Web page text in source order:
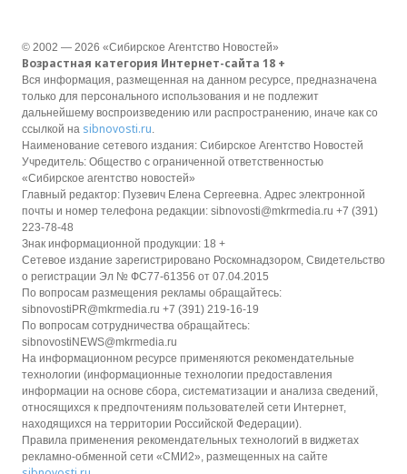
© 2002 — 2026 «Сибирское Агентство Новостей»
Возрастная категория Интернет-сайта 18 +
Вся информация, размещенная на данном ресурсе, предназначена
только для персонального использования и не подлежит
дальнейшему воспроизведению или распространению, иначе как со
ссылкой на sibnovosti.ru.
Наименование сетевого издания: Сибирское Агентство Новостей
Учредитель: Общество с ограниченной ответственностью
«Сибирское агентство новостей»
Главный редактор: Пузевич Елена Сергеевна. Адрес электронной
почты и номер телефона редакции: sibnovosti@mkrmedia.ru +7 (391)
223-78-48
Знак информационной продукции: 18 +
Сетевое издание зарегистрировано Роскомнадзором, Свидетельство
о регистрации Эл № ФС77-61356 от 07.04.2015
По вопросам размещения рекламы обращайтесь:
sibnovostiPR@mkrmedia.ru +7 (391) 219-16-19
По вопросам сотрудничества обращайтесь:
sibnovostiNEWS@mkrmedia.ru
На информационном ресурсе применяются рекомендательные
технологии (информационные технологии предоставления
информации на основе сбора, систематизации и анализа сведений,
относящихся к предпочтениям пользователей сети Интернет,
находящихся на территории Российской Федерации).
Правила применения рекомендательных технологий в виджетах
рекламно-обменной сети «СМИ2», размещенных на сайте